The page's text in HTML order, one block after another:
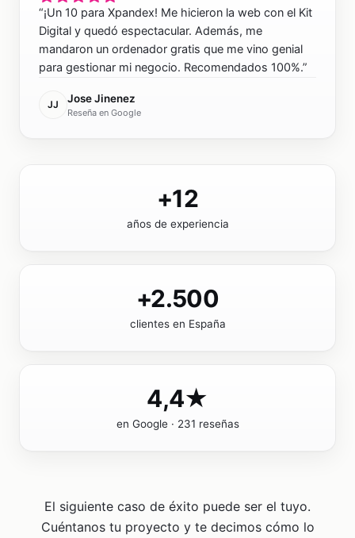
“¡Un 10 para Xpandex! Me hicieron la web con el Kit
Digital y quedó espectacular. Además, me
mandaron un ordenador gratis que me vino genial
para gestionar mi negocio. Recomendados 100%.”
JJ Jose Jinenez
Reseña en Google
+12
años de experiencia
+2.500
clientes en España
4,4★
en Google · 231 reseñas
El siguiente caso de éxito puede ser el tuyo.
Cuéntanos tu proyecto y te decimos cómo lo